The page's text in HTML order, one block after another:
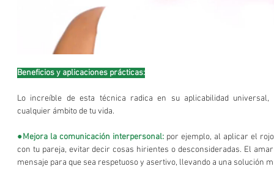
Beneficios y aplicaciones prácticas:
Lo increíble de esta técnica radica en su aplicabilidad
cualquier ámbito de tu vida.
●Mejora la comunicación interpersonal: por ejemplo, al aplicar el
con tu pareja, evitar decir cosas hirientes o desconsideradas. El
mensaje para que sea respetuoso y asertivo, llevando a una solución